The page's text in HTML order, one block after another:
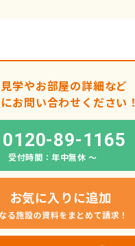
学やお部屋の詳細など
お問い合わせください！
0120-89-1165
受付時間：年中無休 〜
お気に入りに追加
る施設の資料をまとめて請求！